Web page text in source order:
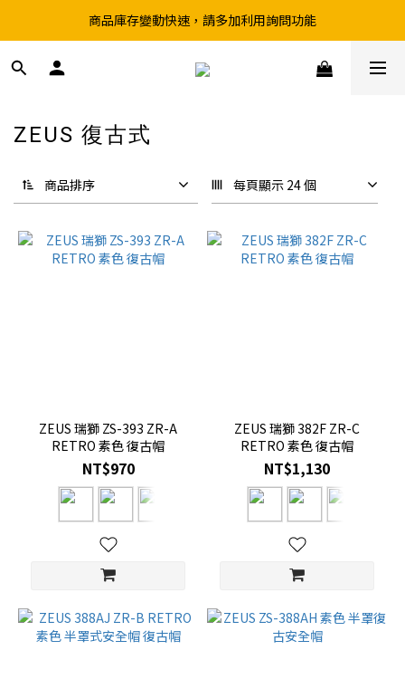
超取滿199、宅配滿490 享免運優惠
商品庫存變動快速，請多加利用詢問功能
前往實體店選購商品前，請先致電詢問庫存
ZEUS 復古式
商品排序 每頁顯示 24 個
ZEUS 瑞獅 ZS-393 ZR-A
RETRO 素色 復古帽
NT$970
ZEUS 瑞獅 382F ZR-C
RETRO 素色 復古帽
NT$1,130